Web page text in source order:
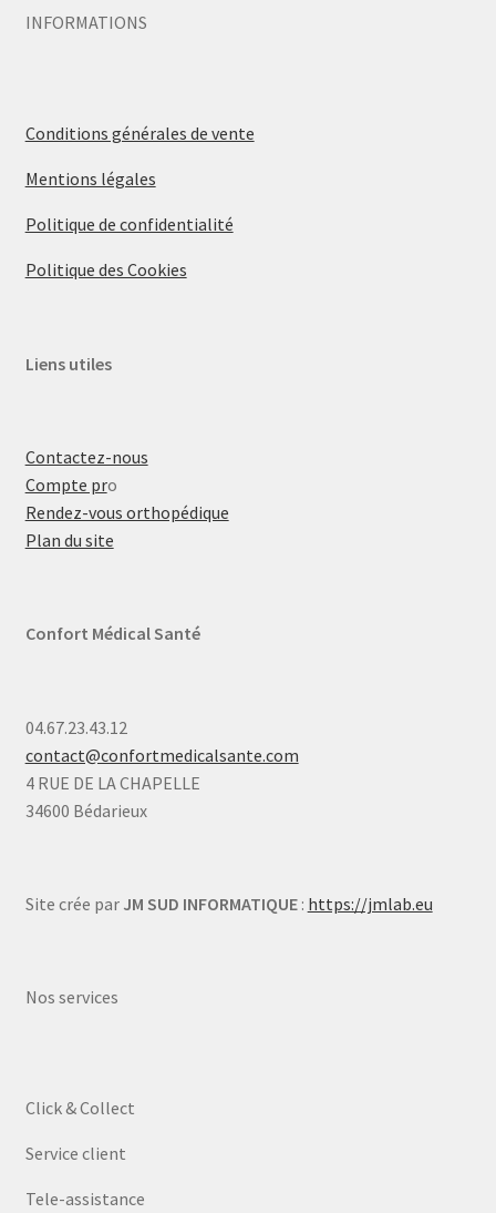
INFORMATIONS
Conditions générales de vente
Mentions légales
Politique de confidentialité
Politique des Cookies
Liens utiles
Contactez-nous
Compte pro
Rendez-vous orthopédique
Plan du site
Confort Médical Santé
04.67.23.43.12
contact@confortmedicalsante.com
4 RUE DE LA CHAPELLE
34600 Bédarieux
Site crée par JM SUD INFORMATIQUE: https://jmlab.eu
Nos services
Click & Collect
Service client
Tele-assistance